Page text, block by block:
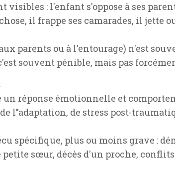
: l'enfant s'oppose à ses
il frappe ses camarades, il jette
parents ou à l'entourage) n'est
souvent pénible, mais pas
réponse émotionnelle et
l’’adaptation, de stress post-
spécifique, plus ou moins grave :
sœur, décès d'un proche,